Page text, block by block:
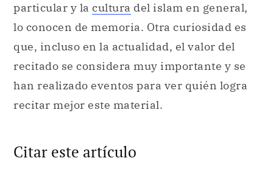
particular y la cultura del islam en general,
lo conocen de memoria. Otra curiosidad es
que, incluso en la actualidad, el valor del
recitado se considera muy importante y se
han realizado eventos para ver quién logra
recitar mejor este material.
Citar este artículo